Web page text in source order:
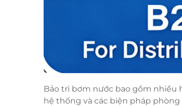
Bảo trì bơm nước bao gồm nhiều
hệ thống và các biện pháp